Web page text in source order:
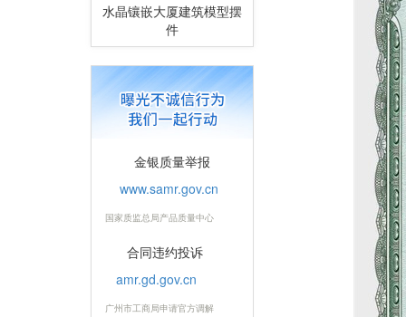
水晶镶嵌大厦建筑模型摆
件
金银质量举报
www.samr.gov.cn
国家质监总局产品质量中心
合同违约投诉
amr.gd.gov.cn
广州市工商局申请官方调解